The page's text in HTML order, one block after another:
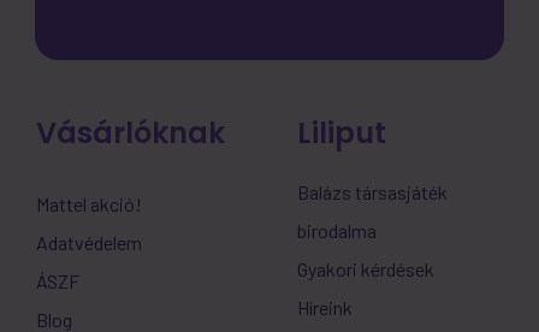
Vásárlóknak
Mattel akció!
Adatvédelem
ÁSZF
Blog
Liliput
Balázs társasjáték
birodalma
Gyakori kérdések
Híreink